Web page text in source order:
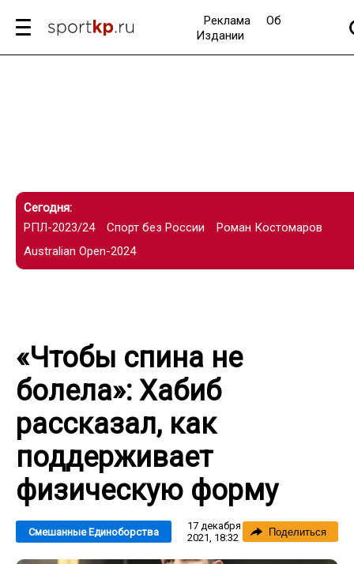
Реклама
Об
Издании
Сегодня:
РПЛ-2023/24
Спорт без России
Роман Костомаров
Australian Open-2024
«Чтобы спина не
болела»: Хабиб
рассказал, как
поддерживает
физическую форму
Смешанные Единоборства
17 декабря
2021, 18:32
Поделиться